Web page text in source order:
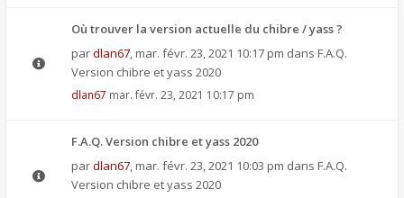
Où trouver la version actuelle du chibre / yass ?
pardlan67, mar. févr. 23, 2021 10:17 pm dans F.A.Q.
Version chibre et yass 2020
dlan67 mar. févr. 23, 2021 10:17 pm
F.A.Q. Version chibre et yass 2020
pardlan67, mar. févr. 23, 2021 10:03 pm dans F.A.Q.
Version chibre et yass 2020